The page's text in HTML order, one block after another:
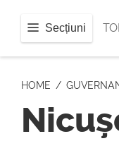
Secțiuni
HOME